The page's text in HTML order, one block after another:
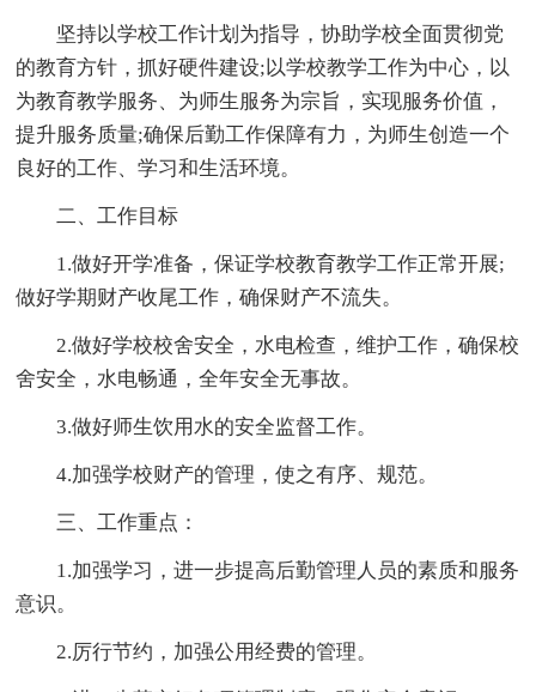
坚持以学校工作计划为指导，协助学校全面贯彻党
的教育方针，抓好硬件建设;以学校教学工作为中心，以
为教育教学服务、为师生服务为宗旨，实现服务价值，
提升服务质量;确保后勤工作保障有力，为师生创造一个
良好的工作、学习和生活环境。
二、工作目标
1.做好开学准备，保证学校教育教学工作正常开展;
做好学期财产收尾工作，确保财产不流失。
2.做好学校校舍安全，水电检查，维护工作，确保校
舍安全，水电畅通，全年安全无事故。
3.做好师生饮用水的安全监督工作。
4.加强学校财产的管理，使之有序、规范。
三、工作重点：
1.加强学习，进一步提高后勤管理人员的素质和服务
意识。
2.厉行节约，加强公用经费的管理。